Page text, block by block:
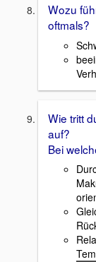
Wozu
oftmals?
Wie tritt
auf?
Bei